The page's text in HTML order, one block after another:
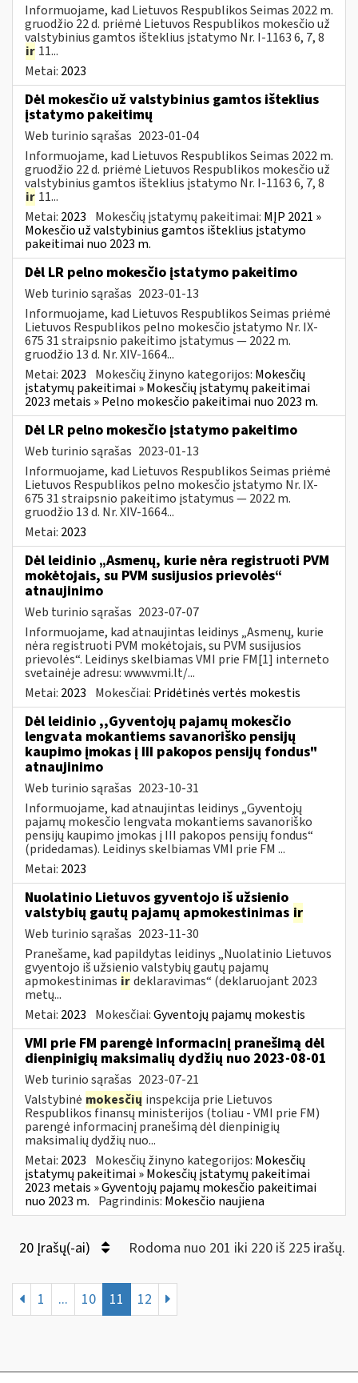
Informuojame, kad Lietuvos Respublikos Seimas 2022 m.
gruodžio 22 d. priėmė Lietuvos Respublikos mokesčio už
valstybinius gamtos išteklius įstatymo Nr. I-1163 6, 7, 8
ir 11...
Metai: 2023
Dėl mokesčio už valstybinius gamtos išteklius
įstatymo pakeitimų
Web turinio sąrašas 2023-01-04
Informuojame, kad Lietuvos Respublikos Seimas 2022 m.
gruodžio 22 d. priėmė Lietuvos Respublikos mokesčio už
valstybinius gamtos išteklius įstatymo Nr. I-1163 6, 7, 8
ir 11...
Metai: 2023 Mokesčių įstatymų pakeitimai: MĮP 2021 »
Mokesčio už valstybinius gamtos išteklius įstatymo
pakeitimai nuo 2023 m.
Dėl LR pelno mokesčio įstatymo pakeitimo
Web turinio sąrašas 2023-01-13
Informuojame, kad Lietuvos Respublikos Seimas priėmė
Lietuvos Respublikos pelno mokesčio įstatymo Nr. IX-
675 31 straipsnio pakeitimo įstatymus — 2022 m.
gruodžio 13 d. Nr. XIV-1664...
Metai: 2023 Mokesčių žinyno kategorijos: Mokesčių
įstatymų pakeitimai » Mokesčių įstatymų pakeitimai
2023 metais » Pelno mokesčio pakeitimai nuo 2023 m.
Dėl LR pelno mokesčio įstatymo pakeitimo
Web turinio sąrašas 2023-01-13
Informuojame, kad Lietuvos Respublikos Seimas priėmė
Lietuvos Respublikos pelno mokesčio įstatymo Nr. IX-
675 31 straipsnio pakeitimo įstatymus — 2022 m.
gruodžio 13 d. Nr. XIV-1664...
Metai: 2023
Dėl leidinio „Asmenų, kurie nėra registruoti PVM
mokėtojais, su PVM susijusios prievolės“
atnaujinimo
Web turinio sąrašas 2023-07-07
Informuojame, kad atnaujintas leidinys „Asmenų, kurie
nėra registruoti PVM mokėtojais, su PVM susijusios
prievolės“. Leidinys skelbiamas VMI prie FM[1] interneto
svetainėje adresu: www.vmi.lt/...
Metai: 2023 Mokesčiai: Pridėtinės vertės mokestis
Dėl leidinio ,,Gyventojų pajamų mokesčio
lengvata mokantiems savanoriško pensijų
kaupimo įmokas į III pakopos pensijų fondus"
atnaujinimo
Web turinio sąrašas 2023-10-31
Informuojame, kad atnaujintas leidinys „Gyventojų
pajamų mokesčio lengvata mokantiems savanoriško
pensijų kaupimo įmokas į III pakopos pensijų fondus“
(pridedamas). Leidinys skelbiamas VMI prie FM ...
Metai: 2023
Nuolatinio Lietuvos gyventojo iš užsienio
valstybių gautų pajamų apmokestinimas ir
Web turinio sąrašas 2023-11-30
Pranešame, kad papildytas leidinys „Nuolatinio Lietuvos
gvyentojo iš užsienio valstybių gautų pajamų
apmokestinimas irdeklaravimas“ (deklaruojant 2023
metų...
Metai: 2023 Mokesčiai:Gyventojų pajamų mokestis
VMI prie FM parengė informacinį pranešimą dėl
dienpinigių maksimalių dydžių nuo 2023-08-01
Web turinio sąrašas 2023-07-21
Valstybinė mokesčių inspekcija prie Lietuvos
Respublikos finansų ministerijos (toliau - VMI prie FM)
parengė informacinį pranešimą dėl dienpinigių
maksimalių dydžių nuo...
Metai: 2023 Mokesčių žinyno kategorijos: Mokesčių
įstatymų pakeitimai » Mokesčių įstatymų pakeitimai
2023 metais » Gyventojų pajamų mokesčio pakeitimai
nuo 2023 m. Pagrindinis: Mokesčio naujiena
20 Įrašų(-ai) Rodoma nuo 201 iki 220 iš 225 irašų.
1 ... 10 11 12